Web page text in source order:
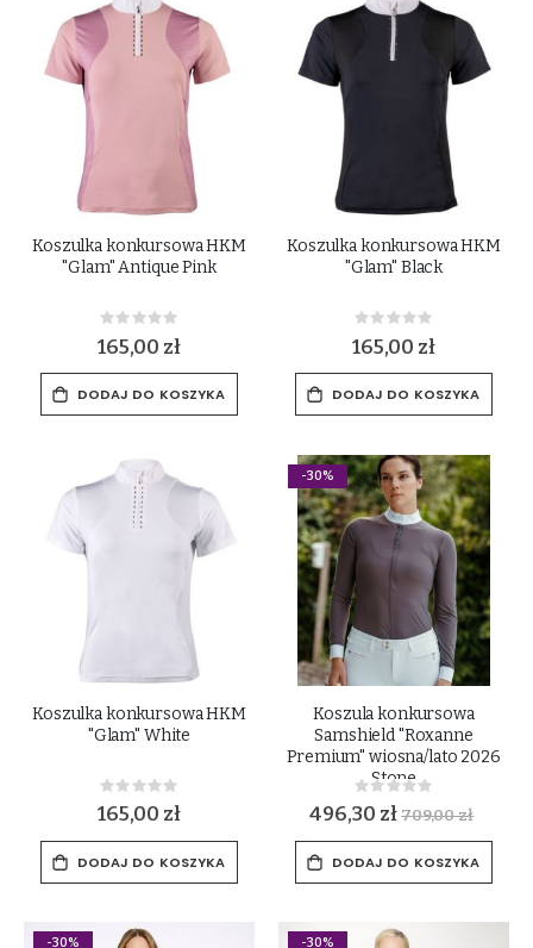
Koszulka konkursowa HKM
"Glam" Antique Pink
Rating:
0%
165,00 zł
DODAJ DO KOSZYKA
Koszulka konkursowa HKM
"Glam" Black
Rating:
0%
165,00 zł
DODAJ DO KOSZYKA
Koszulka konkursowa HKM
"Glam" White
Rating:
0%
165,00 zł
DODAJ DO KOSZYKA
-30%
Koszula konkursowa
Samshield "Roxanne
Premium" wiosna/lato 2026
Stone
Rating:
0%
496,30 zł709,00 zł
DODAJ DO KOSZYKA
-30% -30%